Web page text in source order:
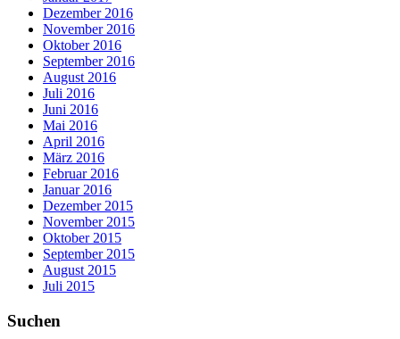
Dezember 2016
November 2016
Oktober 2016
September 2016
August 2016
Juli 2016
Juni 2016
Mai 2016
April 2016
März 2016
Februar 2016
Januar 2016
Dezember 2015
November 2015
Oktober 2015
September 2015
August 2015
Juli 2015
Suchen